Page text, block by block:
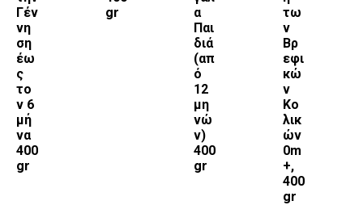
Γέν
νη
ση
έω
ς
το
ν 6
μή
να
400
gr
gr
α
Παι
διά
(απ
ό
12
μη
νώ
ν)
400
gr
τω
ν
Βρ
εφι
κώ
ν
Κο
λικ
ών
0m
+,
400
gr